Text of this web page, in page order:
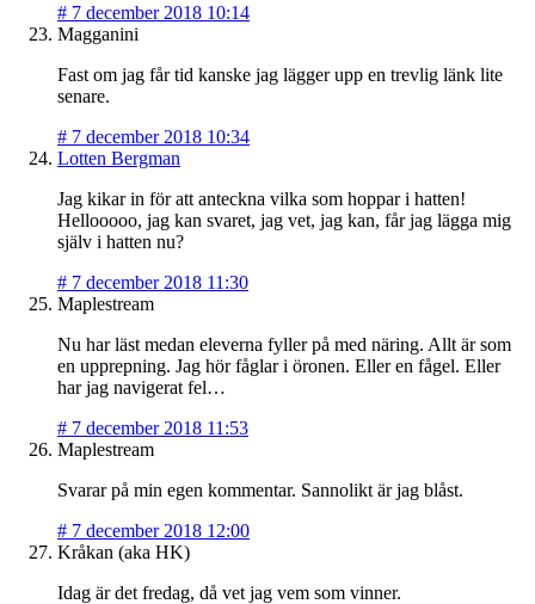
# 7 december 2018 10:14
Magganini
Fast om jag får tid kanske jag lägger upp en trevlig länk lite
senare.
# 7 december 2018 10:34
Lotten Bergman
Jag kikar in för att anteckna vilka som hoppar i hatten!
Hellooooo, jag kan svaret, jag vet, jag kan, får jag lägga mig
själv i hatten nu?
# 7 december 2018 11:30
Maplestream
Nu har läst medan eleverna fyller på med näring. Allt är som
en upprepning. Jag hör fåglar i öronen. Eller en fågel. Eller
har jag navigerat fel…
# 7 december 2018 11:53
Maplestream
Svarar på min egen kommentar. Sannolikt är jag blåst.
# 7 december 2018 12:00
Kråkan (aka HK)
Idag är det fredag, då vet jag vem som vinner.